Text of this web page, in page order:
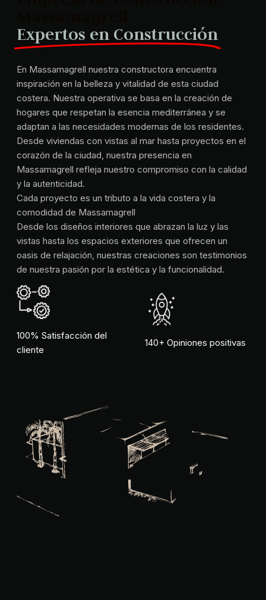
Expertos en Construcción
En Massamagrell nuestra constructora encuentra
inspiración en la belleza y vitalidad de esta ciudad
costera. Nuestra operativa se basa en la creación de
hogares que respetan la esencia mediterránea y se
adaptan a las necesidades modernas de los residentes.
Desde viviendas con vistas al mar hasta proyectos en el
corazón de la ciudad, nuestra presencia en
Massamagrell refleja nuestro compromiso con la calidad
y la autenticidad.
Cada proyecto es un tributo a la vida costera y la
comodidad de Massamagrell
Desde los diseños interiores que abrazan la luz y las
vistas hasta los espacios exteriores que ofrecen un
oasis de relajación, nuestras creaciones son testimonios
de nuestra pasión por la estética y la funcionalidad.
100% Satisfacción del
cliente
140+ Opiniones positivas